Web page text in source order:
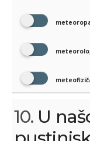
10. U